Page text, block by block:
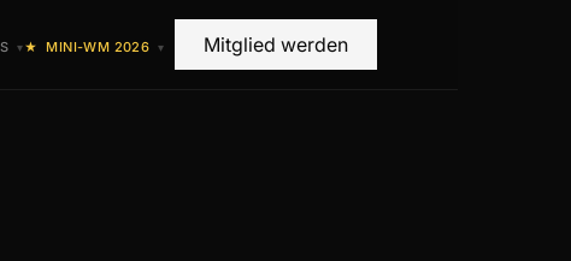
Mitglied werden
★ MINI-WM 2026